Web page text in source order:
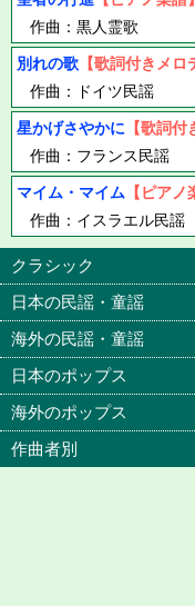
作曲：黒人霊歌
別れの歌 【歌詞付きメロ
作曲：ドイツ民謡
星かげさやかに 【歌詞付
作曲：フランス民謡
マイム・マイム 【ピアノ
作曲：イスラエル民謡
クラシック
日本の民謡・童謡
海外の民謡・童謡
日本のポップス
海外のポップス
作曲者別